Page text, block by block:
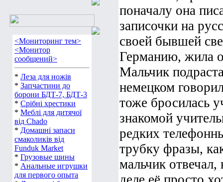
<Мониторинг тем>
<Монитор
сообщений>
* Леза для ножів
* Запчастини до
борони БДТ-7, БДТ-3
* Срібні хрестики
* Меблі для дитячої
від Chado
* Домашні запаси
смаколиків від
Funduk Market
* Грузовые шины
* Анальные игрушки
для первого опыта
поначалу она
записочки на
своей бывшей
Германию, жила
Мальчик
немецком
тоже бросилась
знакомой
редких
трубку фразы,
мальчик